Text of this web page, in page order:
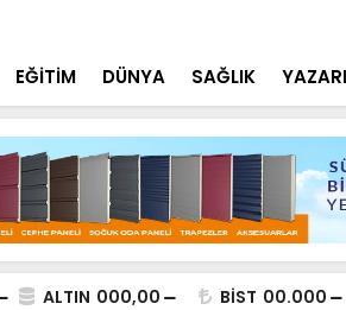
EĞİTİM DÜNYA SAĞLIK
ALTIN 000,00 BİST 00.000